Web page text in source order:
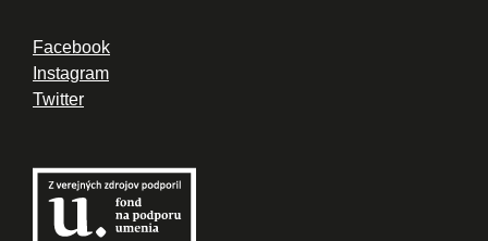
Facebook
Instagram
Twitter